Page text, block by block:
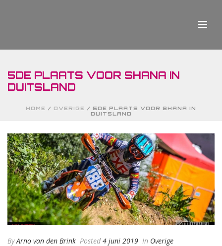
5DE PLAATS VOOR SHANA IN
DUITSLAND
HOME / OVERIGE / 5DE PLAATS VOOR SHANA IN
DUITSLAND
ByArno van den Brink Posted 4 juni 2019 In Overige